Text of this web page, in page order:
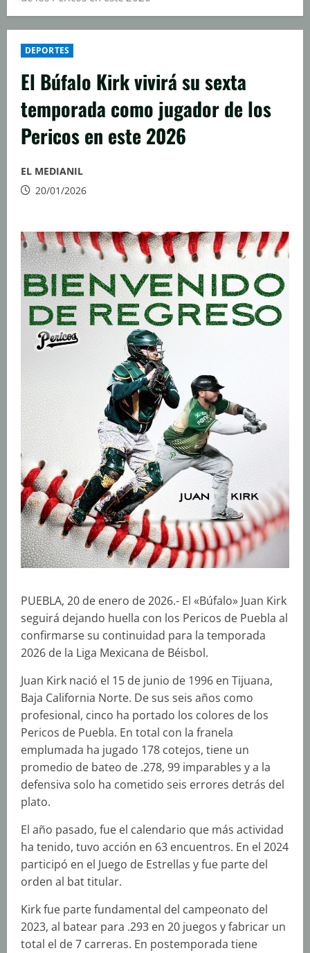
DEPORTES
El Búfalo Kirk vivirá su sexta
temporada como jugador de los
Pericos en este 2026
EL MEDIANIL
20/01/2026
PUEBLA, 20 de enero de 2026.- El «Búfalo» Juan Kirk
seguirá dejando huella con los Pericos de Puebla al
confirmarse su continuidad para la temporada
2026 de la Liga Mexicana de Béisbol.
Juan Kirk nació el 15 de junio de 1996 en Tijuana,
Baja California Norte. De sus seis años como
profesional, cinco ha portado los colores de los
Pericos de Puebla. En total con la franela
emplumada ha jugado 178 cotejos, tiene un
promedio de bateo de .278, 99 imparables y a la
defensiva solo ha cometido seis errores detrás del
plato.
El año pasado, fue el calendario que más actividad
ha tenido, tuvo acción en 63 encuentros. En el 2024
participó en el Juego de Estrellas y fue parte del
orden al bat titular.
Kirk fue parte fundamental del campeonato del
2023, al batear para .293 en 20 juegos y fabricar un
total el de 7 carreras. En postemporada tiene